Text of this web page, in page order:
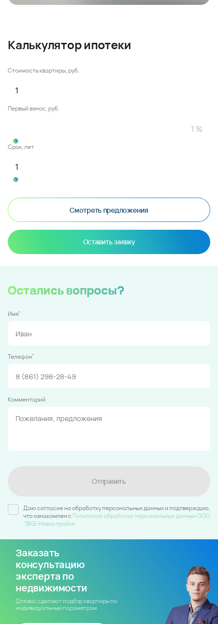
Калькулятор ипотеки
Стоимость квартиры, руб.
Первый взнос, руб.
Срок, лет
Смотреть предложения
Оставить заявку
Остались вопросы?
Имя*
Телефон*
Комментарий
Отправить
Даю согласие на обработку персональных данных и подтверждаю,
что ознакомлен c Политикой обработки персональных данных ООО
"ВКБ-Новостройки
Заказать
консультацию
эксперта по
недвижимости
Для вас сделают подбор квартиры по
индивидуальным параметрам